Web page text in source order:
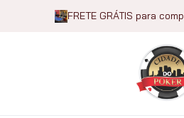
FRETE GRÁTIS para